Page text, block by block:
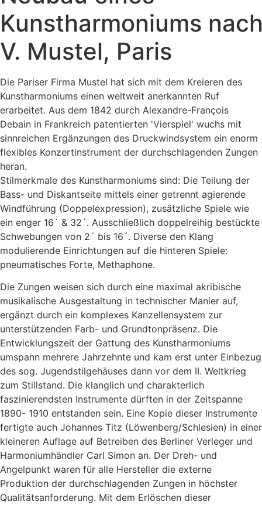
Kunstharmoniums
V. Mustel, Paris
Die Pariser Firma Mustel hat sich mit dem Kreieren des
Kunstharmoniums einen weltweit anerkannten Ruf
erarbeitet. Aus dem 1842 durch Alexandre-François
Debain in Frankreich patentierten 'Vierspiel' wuchs mit
sinnreichen Ergänzungen des Druckwindsystem ein enorm
flexibles Konzertinstrument der durchschlagenden Zungen
heran.
Stilmerkmale des Kunstharmoniums sind: Die Teilung der
Bass- und Diskantseite mittels einer getrennt agierende
Windführung (Doppelexpression), zusätzliche Spiele wie
ein enger 16´ & 32´. Ausschließlich doppelreihig bestückte
Schwebungen von 2´ bis 16´. Diverse den Klang
modulierende Einrichtungen auf die hinteren Spiele:
pneumatisches Forte, Methaphone.
Die Zungen weisen sich durch eine maximal akribische
musikalische Ausgestaltung in technischer Manier auf,
ergänzt durch ein komplexes Kanzellensystem zur
unterstützenden Farb- und Grundtonpräsenz. Die
Entwicklungszeit der Gattung des Kunstharmoniums
umspann mehrere Jahrzehnte und kam erst unter Einbezug
des sog. Jugendstilgehäuses dann vor dem II. Weltkrieg
zum Stillstand. Die klanglich und charakterlich
faszinierendsten Instrumente dürften in der Zeitspanne
1890- 1910 entstanden sein. Eine Kopie dieser Instrumente
fertigte auch Johannes Titz (Löwenberg/Schlesien) in einer
kleineren Auflage auf Betreiben des Berliner Verleger und
Harmoniumhändler Carl Simon an. Der Dreh- und
Angelpunkt waren für alle Hersteller die externe
Produktion der durchschlagenden Zungen in höchster
Qualitätsanforderung. Mit dem Erlöschen dieser